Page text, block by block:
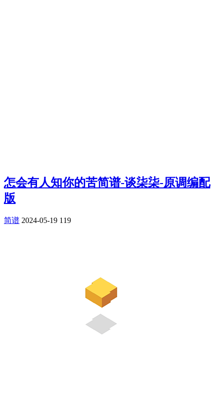
怎会有人知你的苦简谱-谈柒柒-原调编配
版
简谱 2024-05-19 119